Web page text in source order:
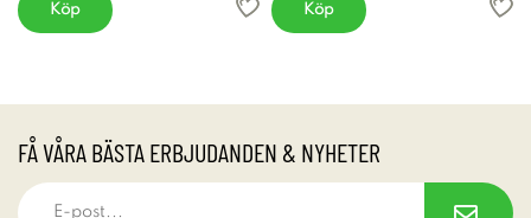
Köp Köp
FÅ VÅRA BÄSTA ERBJUDANDEN & NYHETER